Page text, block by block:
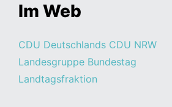
Im Web
CDU Deutschlands CDU NRW
Landesgruppe Bundestag
Landtagsfraktion